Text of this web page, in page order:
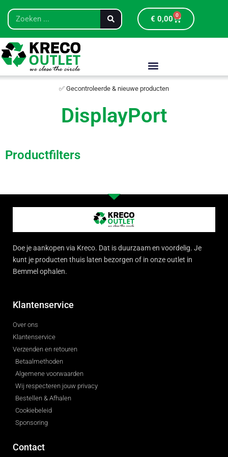
€ 0,00 0
✅ Gecontroleerde & nieuwe producten
DisplayPort
Productfilters
Doe je aankopen via Kreco. Dat is duurzaam en voordelig. Je
kunt je producten thuis laten bezorgen of in onze outlet in
Bemmel ophalen.
Klantenservice
Over ons
Klantenservice
Verzenden en retouren
Betaalmethoden
Algemene voorwaarden
Wij respecteren jouw privacy
Bestellen & Afhalen
Cookiebeleid
Sponsoring
Contact